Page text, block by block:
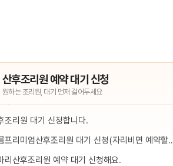
산후조리원 예약 대기 신청
리산후조리원 예약 대기 신청해요.
후조리원 만실이던데ㅠ 혹시 몰라 대기 걸어봐요